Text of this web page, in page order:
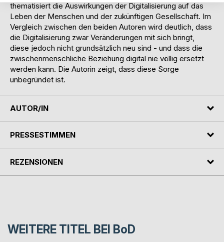
thematisiert die Auswirkungen der Digitalisierung auf das
Leben der Menschen und der zukünftigen Gesellschaft. Im
Vergleich zwischen den beiden Autoren wird deutlich, dass
die Digitalisierung zwar Veränderungen mit sich bringt,
diese jedoch nicht grundsätzlich neu sind - und dass die
zwischenmenschliche Beziehung digital nie völlig ersetzt
werden kann. Die Autorin zeigt, dass diese Sorge
unbegründet ist.
AUTOR/IN
PRESSESTIMMEN
REZENSIONEN
WEITERE TITEL BEI BoD